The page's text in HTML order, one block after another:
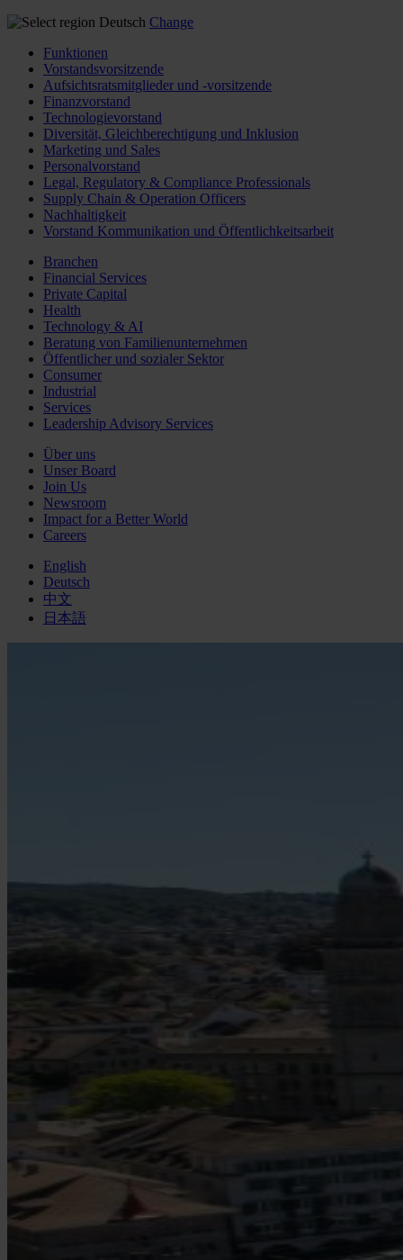
Deutsch Change
Funktionen
Vorstandsvorsitzende
Aufsichtsratsmitglieder und -vorsitzende
Finanzvorstand
Technologievorstand
Diversität, Gleichberechtigung und Inklusion
Marketing und Sales
Personalvorstand
Legal, Regulatory & Compliance Professionals
Supply Chain & Operation Officers
Nachhaltigkeit
Vorstand Kommunikation und Öffentlichkeitsarbeit
Branchen
Financial Services
Private Capital
Health
Technology & AI
Beratung von Familienunternehmen
Öffentlicher und sozialer Sektor
Consumer
Industrial
Services
Leadership Advisory Services
Über uns
Unser Board
Join Us
Newsroom
Impact for a Better World
Careers
English
Deutsch
中文
日本語